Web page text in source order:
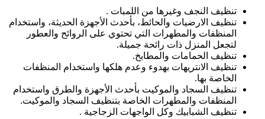
تنظيف النجف وغيرها من اللمبات .
تنظيف الارضيات والحائط، بأحدث الأجهزة الحديثة، واستخدام
المنظفات والمطهرات التي تحتوي على الروائح والعطور
لتجعل المنزل ذات رائحة جميلة.
تنظيف الحمامات والمطابخ.
تنظيف الانتريهات بهدوء وعدم هلكها واستخدام المنظفات
الخاصة بها.
تنظيف السجاد والموكيت بأحدث الأجهزة والطرق واستخدام
المنظفات والمطهرات الخاصة بتنظيف السجاد والموكيت.
تنظيف الشبابيك وكل الواجهات الزجاجية .